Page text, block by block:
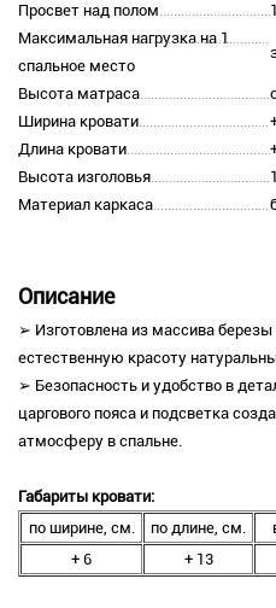
Просвет над полом
Максимальная нагрузка на 1
спальное место
Высота матраса
Ширина кровати
Длина кровати
Высота изголовья
Материал каркаса
Описание
➢ Изготовлена из массива
естественную красоту
➢ Безопасность и удобство в
царгового пояса и подсветка
атмосферу в спальне.
Габариты кровати:
по ширине, см.
по длине, см.
+ 6
+ 13